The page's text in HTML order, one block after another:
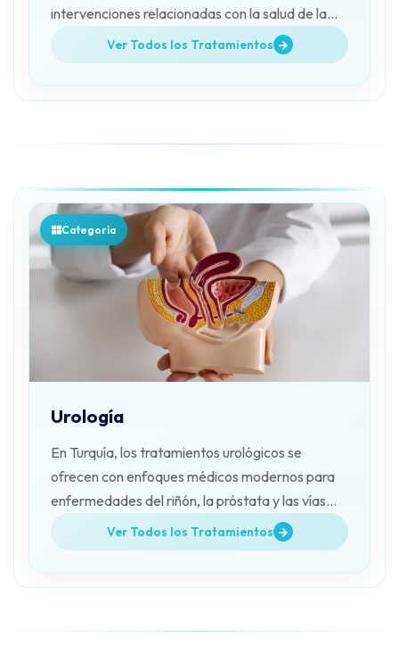
intervenciones relacionadas con la salud de la
mujer. Kanalar Health Tourism acompaña a sus
pacientes.
Ver Todos los Tratamientos
Categoría
Urología
En Turquía, los tratamientos urológicos se
ofrecen con enfoques médicos modernos para
enfermedades del riñón, la próstata y las vías
urinarias. Kanalar Health Tourism acompaña a
sus pacientes.
Ver Todos los Tratamientos